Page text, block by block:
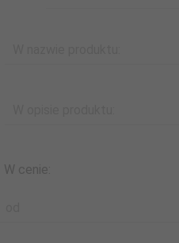
W cenie: